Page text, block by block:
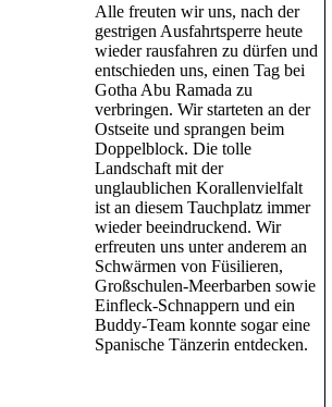
Alle freuten wir uns, nach der
gestrigen Ausfahrtsperre heute
wieder rausfahren zu dürfen und
entschieden uns, einen Tag bei
Gotha Abu Ramada zu
verbringen. Wir starteten an der
Ostseite und sprangen beim
Doppelblock. Die tolle
Landschaft mit der
unglaublichen Korallenvielfalt
ist an diesem Tauchplatz immer
wieder beeindruckend. Wir
erfreuten uns unter anderem an
Schwärmen von Füsilieren,
Großschulen-Meerbarben sowie
Einfleck-Schnappern und ein
Buddy-Team konnte sogar eine
Spanische Tänzerin entdecken.